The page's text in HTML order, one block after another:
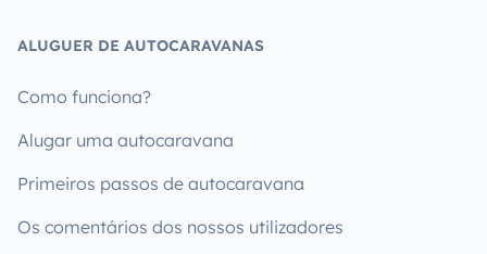
ALUGUER DE AUTOCARAVANAS
Como funciona?
Alugar uma autocaravana
Primeiros passos de autocaravana
Os comentários dos nossos utilizadores